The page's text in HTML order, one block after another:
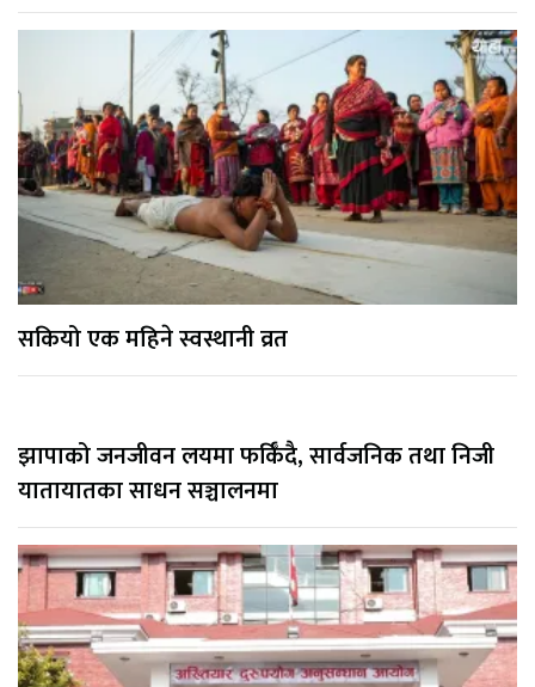
सकियो एक महिने स्वस्थानी व्रत
झापाको जनजीवन लयमा फर्किँदै, सार्वजनिक तथा निजी
यातायातका साधन सञ्चालनमा